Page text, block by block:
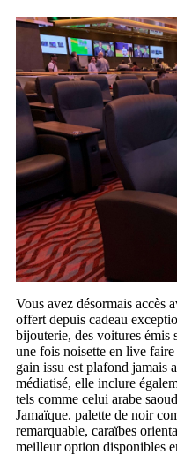
Vous avez désormais accès
offert depuis cadeau
bijouterie, des voitures émis
une fois noisette en live
gain issu est plafond jamais
médiatisé, elle inclure
tels comme celui arabe
Jamaïque. palette de noir
remarquable, caraïbes
meilleur option disponibles